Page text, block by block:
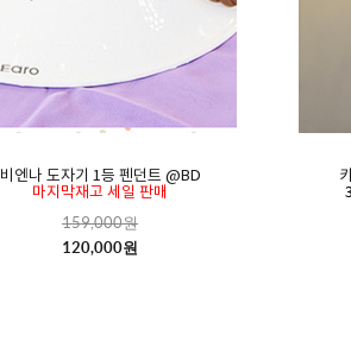
비엔나 도자기 1등 펜던트 @BD
마지막재고 세일 판매
159,000원
120,000원